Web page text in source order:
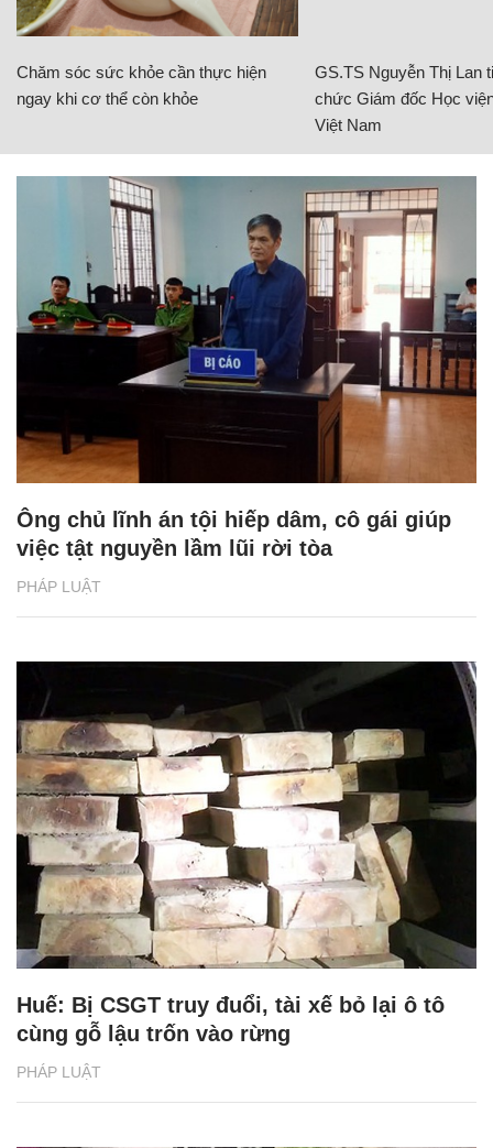
Chăm sóc sức khỏe cần thực hiện
ngay khi cơ thể còn khỏe
GS.TS Nguyễn Thị Lan
chức Giám đốc Học
Việt Nam
PHÁP LUẬT
Ông chủ lĩnh án tội hiếp dâm, cô gái giúp
việc tật nguyền lầm lũi rời tòa
PHÁP LUẬT
Huế: Bị CSGT truy đuổi, tài xế bỏ lại ô tô
cùng gỗ lậu trốn vào rừng